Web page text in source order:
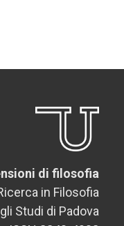
di filosofia
in Filosofia
Studi di Padova